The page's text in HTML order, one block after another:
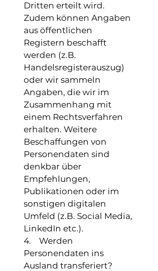
Dritten erteilt wird.
Zudem können Angaben
aus öffentlichen
Registern beschafft
werden (z.B.
Handelsregisterauszug)
oder wir sammeln
Angaben, die wir im
Zusammenhang mit
einem Rechtsverfahren
erhalten. Weitere
Beschaffungen von
Personendaten sind
denkbar über
Empfehlungen,
Publikationen oder im
sonstigen digitalen
Umfeld (z.B. Social Media,
LinkedIn etc.).
4. Werden
Personendaten ins
Ausland transferiert?